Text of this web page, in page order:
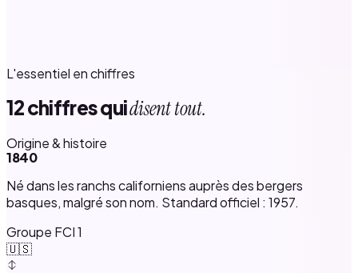
L'essentiel en chiffres
12 chiffres quidisent tout.
Origine & histoire
1840
Né dans les ranchs californiens auprès des bergers
basques, malgré son nom. Standard officiel : 1957.
Groupe FCI 1
🇺🇸